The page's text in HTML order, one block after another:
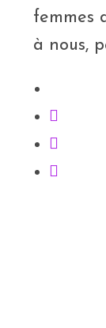
femmes
à nous,